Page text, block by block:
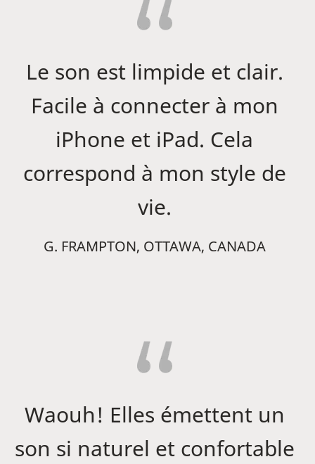
Le son est limpide et clair.
Facile à connecter à mon
iPhone et iPad. Cela
correspond à mon style de
vie.
G. FRAMPTON, OTTAWA, CANADA
Waouh! Elles émettent un
son si naturel et confortable